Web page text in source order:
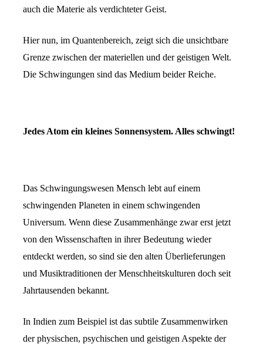
auch die Materie als verdichteter Geist.
Hier nun, im Quantenbereich, zeigt sich die unsichtbare
Grenze zwischen der materiellen und der geistigen Welt.
Die Schwingungen sind das Medium beider Reiche.
Jedes Atom ein kleines Sonnensystem. Alles schwingt!
Das Schwingungswesen Mensch lebt auf einem
schwingenden Planeten in einem schwingenden
Universum. Wenn diese Zusammenhänge zwar erst jetzt
von den Wissenschaften in ihrer Bedeutung wieder
entdeckt werden, so sind sie den alten Überlieferungen
und Musiktraditionen der Menschheitskulturen doch seit
Jahrtausenden bekannt.
In Indien zum Beispiel ist das subtile Zusammenwirken
der physischen, psychischen und geistigen Aspekte der